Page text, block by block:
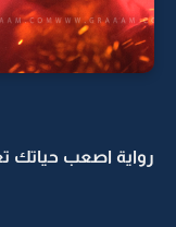
رواية اصعب حياتك